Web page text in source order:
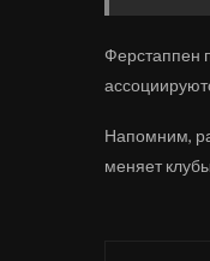
Ферстаппен
Напомним,
меняет